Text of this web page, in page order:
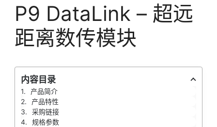
P9 DataLink – 超远
距离数传模块
内容目录
产品简介
产品特性
采购链接
规格参数